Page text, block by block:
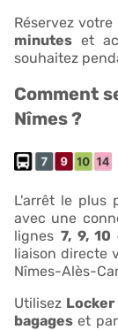
Réservez votre
minutes et
souhaitez
Comment
Nîmes ?
L'arrêt le plus
avec une
lignes 7, 9,
liaison directe
Nîmes-Alès-
Utilisez
bagages et